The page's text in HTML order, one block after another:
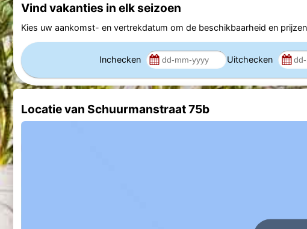
Vind vakanties in elk seizoen
Kies uw aankomst- en vertrekdatum om de beschikbaarheid en
Inchecken Uitchecken
Locatie van Schuurmanstraat 75b